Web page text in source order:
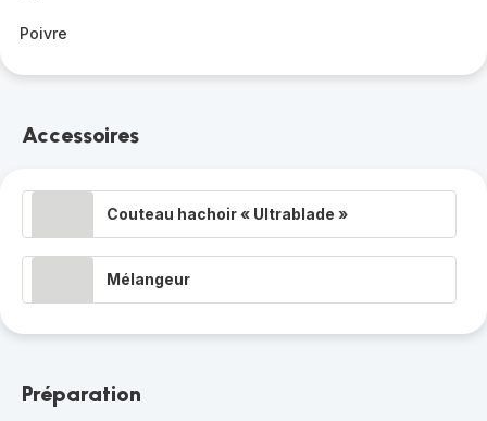
Poivre
Accessoires
Couteau hachoir « Ultrablade »
Mélangeur
Préparation